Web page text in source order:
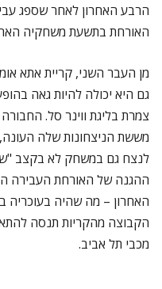
הרבע האחרון לאחר שספג
האורחת בתשעת משחקיה
גם היא יכולה להיות גאה
מששת הניצחונות שלה
ההגנה של האורחת העבירה
הקבוצה מהקריות תנסה
מכבי תל אביב.